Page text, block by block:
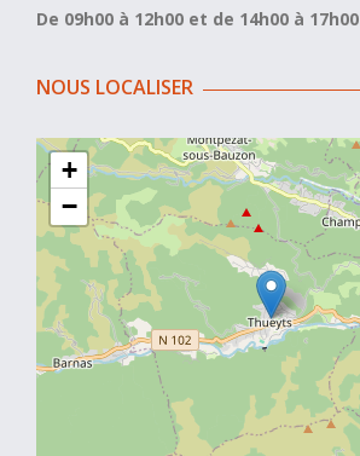
De 09h00 à 12h00 et de 14h00 à 17h00
NOUS LOCALISER
+
−